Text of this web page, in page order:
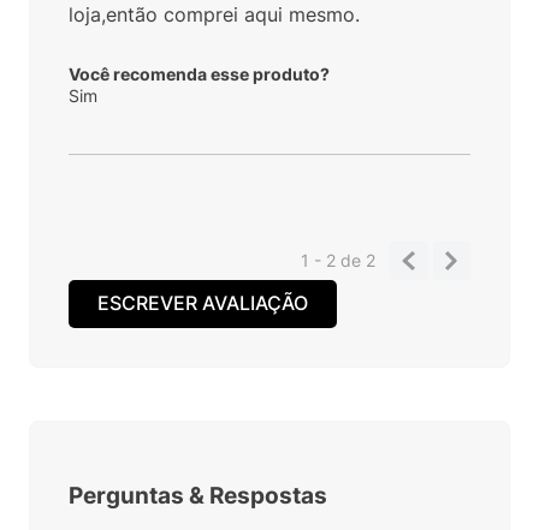
loja,então comprei aqui mesmo.
Você recomenda esse produto?
Sim
1 - 2de 2
ESCREVER AVALIAÇÃO
Perguntas & Respostas